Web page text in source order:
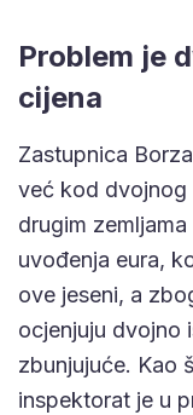
Problem je
cijena
Zastupnica
već kod dvojnog
drugim
uvođenja eura,
ove jeseni, a
ocjenjuju dvojno
zbunjujuće. Kao
inspektorat je u